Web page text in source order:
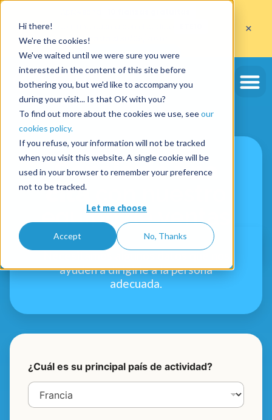
Hi there!
We're the cookies!
We've waited until we were sure you were
interested in the content of this site before
bothering you, but we'd like to accompany you
during your visit... Is that OK with you?
To find out more about the cookies we use, seeour
cookies policy.
If you refuse, your information will not be tracked
when you visit this website. A single cookie will be
used in your browser to remember your preference
not to be tracked.
Let me choose
Accept No, Thanks
al abrir una cuenta con el código
hasta el 30/09/2026*
Aprovechar la oferta
×
Concierte una
cita
equipo de ventas
ayuden a dirigirle a la persona
adecuada.
ú
m
r
¿Cuál es su principal país de actividad?